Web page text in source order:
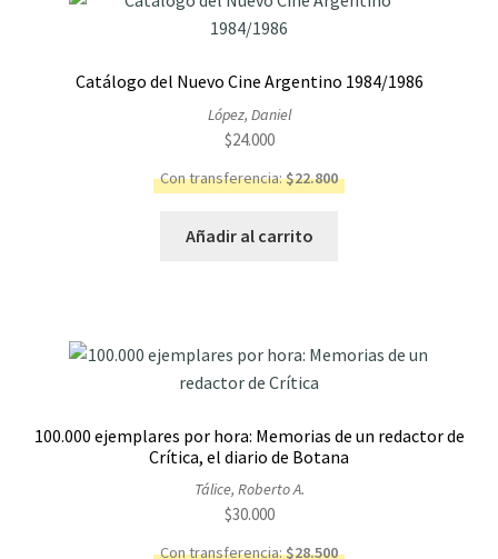
Catálogo del Nuevo Cine Argentino 1984/1986
López, Daniel
$24.000
Con transferencia:$22.800
Añadir al carrito
100.000 ejemplares por hora: Memorias de un redactor de
Crítica, el diario de Botana
Tálice, Roberto A.
$30.000
Con transferencia:$28.500